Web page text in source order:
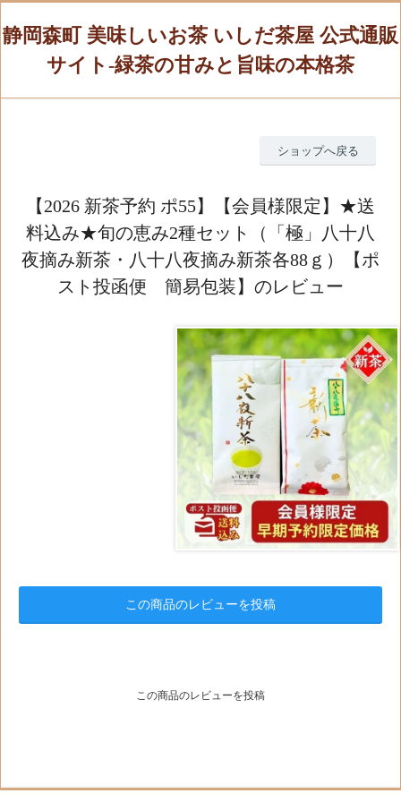
静岡森町 美味しいお茶 いしだ茶屋 公式通販
サイト-緑茶の甘みと旨味の本格茶
ショップへ戻る
【2026 新茶予約 ポ55】【会員様限定】★送
料込み★旬の恵み2種セット（「極」八十八
夜摘み新茶・八十八夜摘み新茶各88ｇ）【ポ
スト投函便 簡易包装】のレビュー
この商品のレビューを投稿
この商品のレビューを投稿